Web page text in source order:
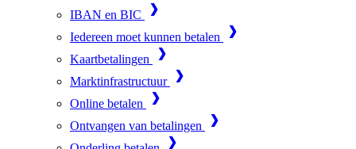
IBAN en BIC
Iedereen moet kunnen betalen
Kaartbetalingen
Marktinfrastructuur
Online betalen
Ontvangen van betalingen